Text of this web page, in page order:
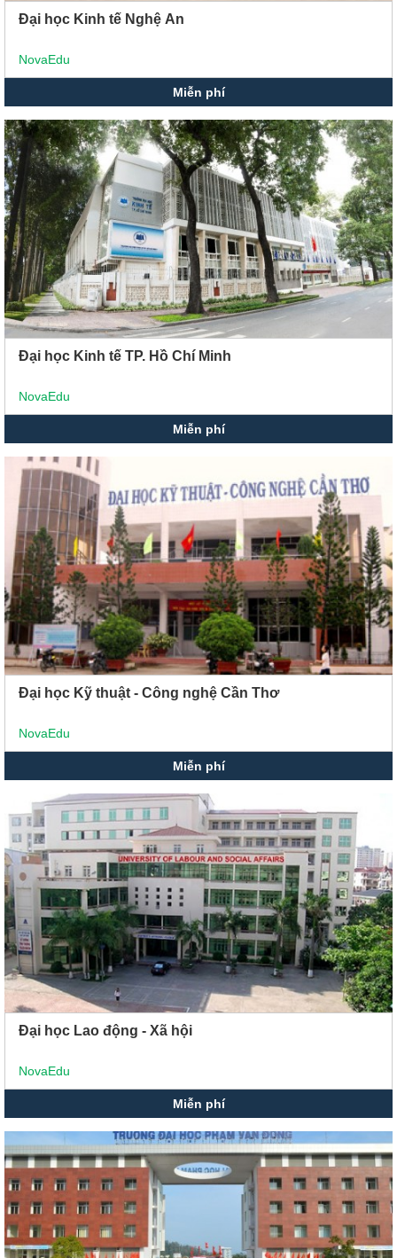
Đại học Kinh tế Nghệ An
NovaEdu
Miễn phí
Đại học Kinh tế TP. Hồ Chí Minh
NovaEdu
Miễn phí
Đại học Kỹ thuật - Công nghệ Cần Thơ
NovaEdu
Miễn phí
Đại học Lao động - Xã hội
NovaEdu
Miễn phí